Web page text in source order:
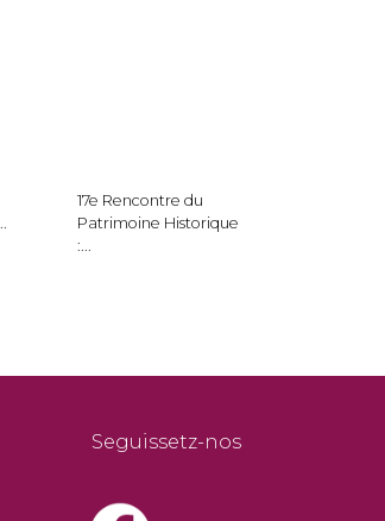
17e Rencontre du
Patrimoine Historique
:...
Seguissetz-nos